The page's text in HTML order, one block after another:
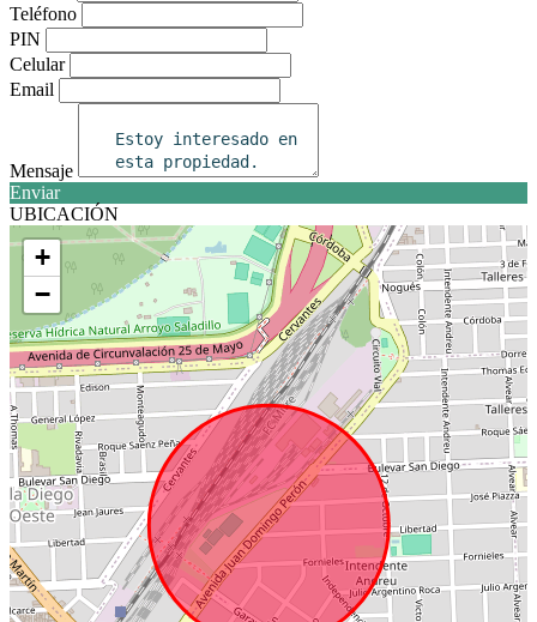
Teléfono
PIN
Celular
Email
Mensaje
Enviar
UBICACIÓN
+
−